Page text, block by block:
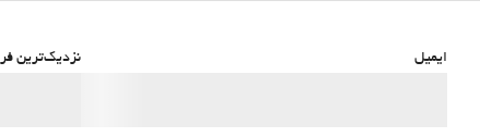
ایمیل نزدیک‌ترین